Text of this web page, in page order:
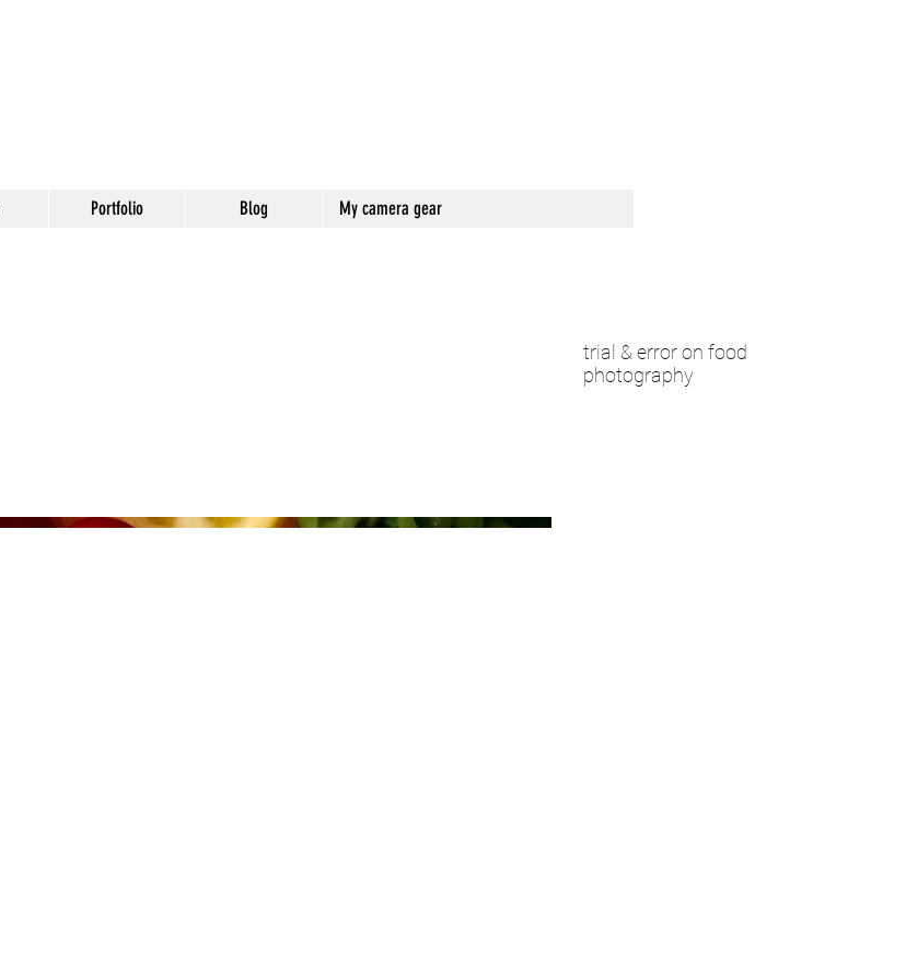
Portfolio Blog My camera gear
trial & error on food
photography